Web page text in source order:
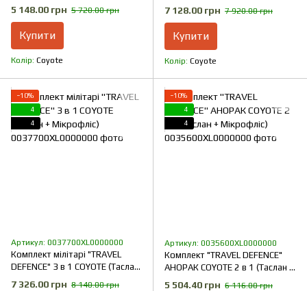
5 148.00 грн 5 720.00 грн
Купити
Колір Coyote
Мікрофліс)
7 128.00 грн 7 920.00 грн
Купити
Колір Coyote
−10%
4
4
Артикул: 0037700XL0000000
Комплект мілітарі "TRAVEL
DEFENCE" 3 в 1 COYOTE (Таслан
+ Мікрофліс)
7 326.00 грн 8 140.00 грн
−10%
4
4
Артикул: 0035600XL0000000
Комплект "TRAVEL DEFENCE"
АНОРАК COYOTE 2 в 1 (Таслан +
Мікрофліс)
5 504.40 грн 6 116.00 грн